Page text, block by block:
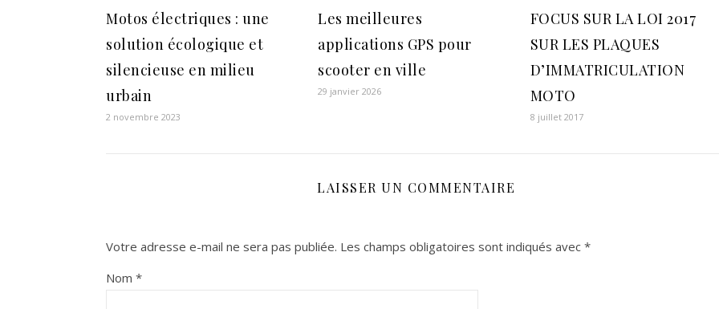
Motos électriques : une
solution écologique et
silencieuse en milieu
urbain
2 novembre 2023
Les meilleures
applications GPS pour
scooter en ville
29 janvier 2026
FOCUS SUR LA LOI 2017
SUR LES PLAQUES
D’IMMATRICULATION
MOTO
8 juillet 2017
LAISSER UN COMMENTAIRE
Votre adresse e-mail ne sera pas publiée. Les champs obligatoires sont indiqués avec *
Nom *